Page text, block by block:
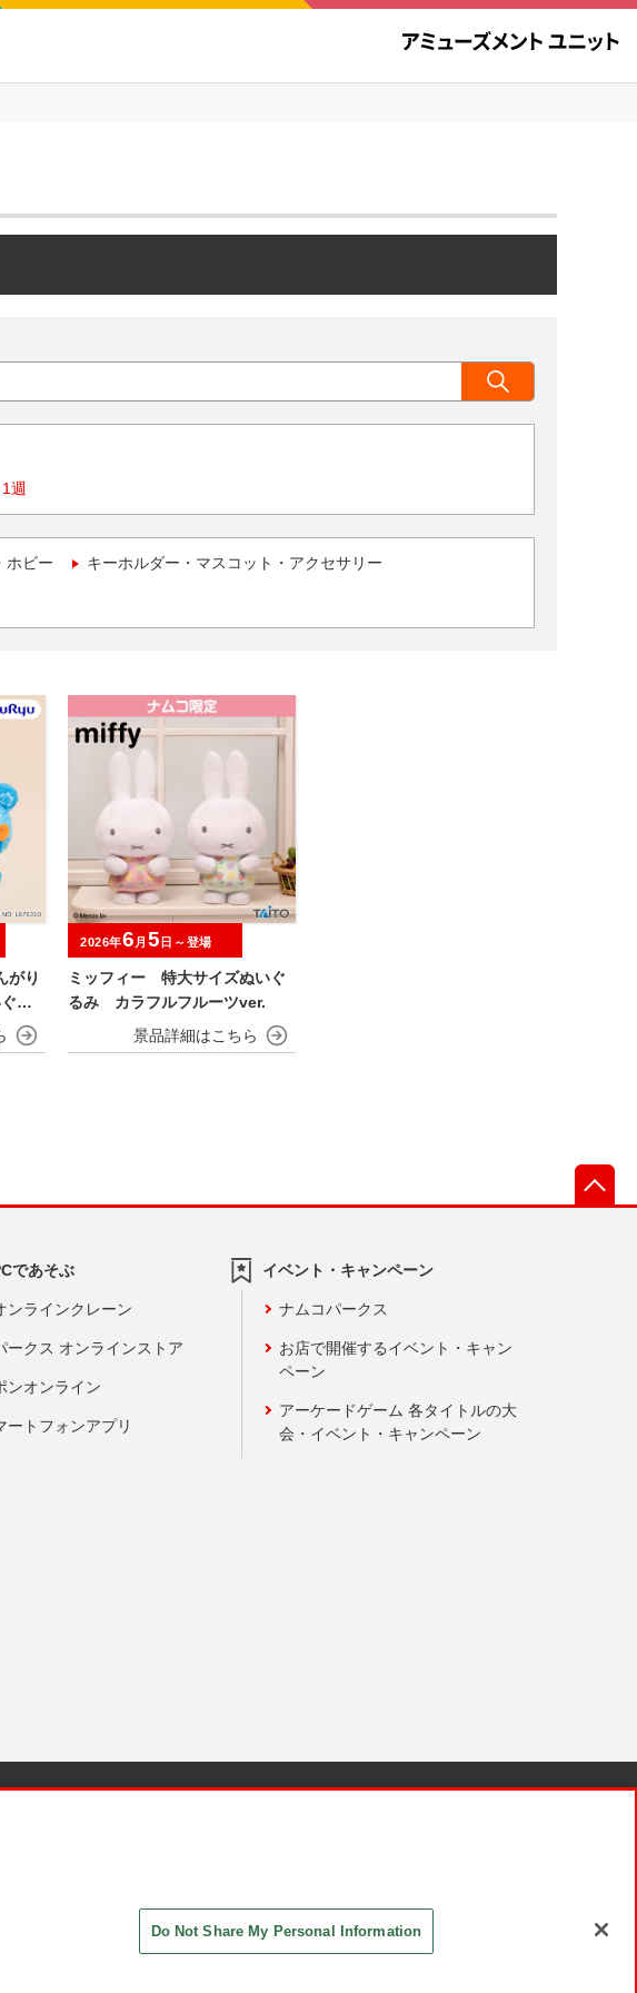
1週
ホビー キーホルダー・マスコット・アクセサリー
がり
る
ミッフィー 特大サイズぬいぐ
るみ カラフルフルーツver.
2026年6 月 5 日～登場
であそぶ
ンラインクレーン
ークス オンラインストア
ンオンライン
ートフォンアプリ
イベント・キャンペーン
ナムコパークス
お店で開催するイベント・キャン
ペーン
アーケードゲーム 各タイトルの大
会・イベント・キャンペーン
Do Not Share My Personal Information